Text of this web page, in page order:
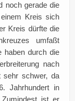
noch gerade die
Kreis sich
Kreis dürfte die
umfaßt
haben durch die
nach
sehr schwer, da
Jahrhundert in